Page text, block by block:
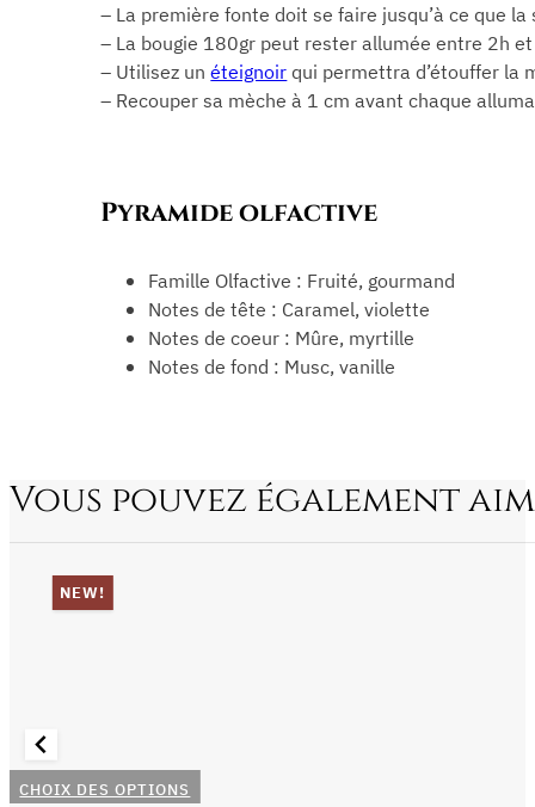
– La première fonte doit se faire jusqu’à ce que
– La bougie 180gr peut rester allumée entre 2h
– Utilisez unéteignoirqui permettra d’étouffer la
– Recouper sa mèche à 1 cm avant chaque
Pyramide olfactive
Famille Olfactive : Fruité, gourmand
Notes de tête : Caramel, violette
Notes de coeur : Mûre, myrtille
Notes de fond : Musc, vanille
Vous pouvez également
NEW!
CHOIX DES OPTIONS